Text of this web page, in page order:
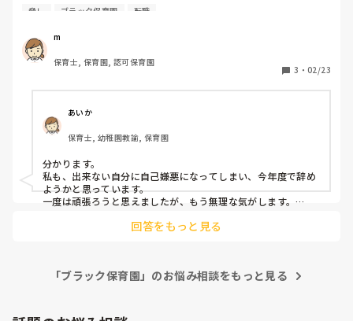
「動物じゃないんだから」と、確かにと思いました。当時着任
した園長に言われたんですね。
これは動物に対してどうなの？と思われる方がいるかもしれな
いので、あくまで見たままの印象という受け取りをしていただ
が環境でなければ難しいだろうし、犬も慣れるまではゲージに
いたり、猛獣であれば檻の中。
動物園が想像しやすいですね。あれも見る方によっては、動物
が可哀想、となりますよね。
と、前置きが長くなりましたが、じゃあ乳児だから、それでい
いのか？と。
違いますね。
そのためすぐに見直し、例えば泣いている子がいればその時は
なるべく近くにいるとか抱っこしておくとかひざに抱えておく
子どもだって、0歳なら0歳なりに、1歳なら1歳なりに考えます
しまいます。
できてない、こどもが可哀想、保護者にも失礼すぎると毎日
叱られ、年始になんとか取り戻した自信がもうなくなってし
まいました。
ないと言われてしまいます。
気持ちの切り替えがとても苦手なので、一度ヘコむと短くて
も立ち直るのに１ヶ月はかかります。
もう保育職が向いてないのかと、保育士を離れようかとも思
っています。
て」と言われ、相談に行くと「今無理」とはね返されてしま
誰に相談しても回り回って園長の耳に入るし、それが原因で
脅し ブラック保育園 転職
m
保育士, 保育園, 認可保育園
3 ・ 02/23
あいか
保育士, 幼稚園教諭, 保育園
分かります。
私も、出来ない自分に自己嫌悪になってしまい、今年度で辞め
ようかと思っています。
一度は頑張ろうと思えましたが、もう無理な気がします。
回答をもっと見る
「ブラック保育園」のお悩み相談をもっと見る